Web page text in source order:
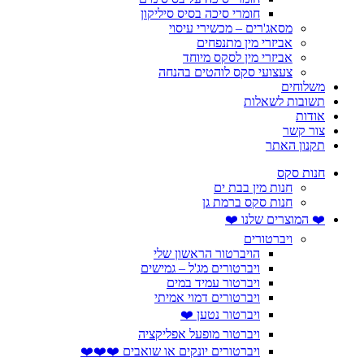
חומרי סיכה בסיס סיליקון
מסאג'רים – מכשירי עיסוי
אביזרי מין מתנפחים
אביזרי מין לסקס מיוחד
צעצועי סקס לוהטים בהנחה
משלוחים
תשובות לשאלות
אודות
צור קשר
תקנון האתר
חנות סקס
חנות מין בבת ים
חנות סקס ברמת גן
❤️ המוצרים שלנו ❤️
ויברטורים
הויברטור הראשון שלי
ויברטורים מג'ל – גמישים
ויברטור עמיד במים
ויברטורים דמוי אמיתי
ויברטור נטען ❤️
ויברטור מופעל אפליקציה
ויברטורים יונקים או שואבים ❤️❤️❤️